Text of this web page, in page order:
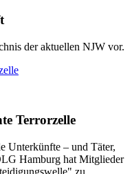
der aktuellen NJW vor.
Terrorzelle
Unterkünfte – und Täter,
Hamburg hat Mitglieder
zu